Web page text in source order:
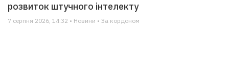
розвиток штучного інтелекту
7 серпня 2026, 14:32 • Новини • За кордоном